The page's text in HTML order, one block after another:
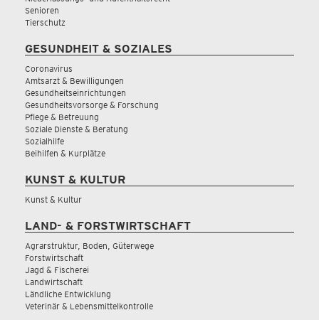
Senioren
Tierschutz
GESUNDHEIT & SOZIALES
Coronavirus
Amtsarzt & Bewilligungen
Gesundheitseinrichtungen
Gesundheitsvorsorge & Forschung
Pflege & Betreuung
Soziale Dienste & Beratung
Sozialhilfe
Beihilfen & Kurplätze
KUNST & KULTUR
Kunst & Kultur
LAND- & FORSTWIRTSCHAFT
Agrarstruktur, Boden, Güterwege
Forstwirtschaft
Jagd & Fischerei
Landwirtschaft
Ländliche Entwicklung
Veterinär & Lebensmittelkontrolle